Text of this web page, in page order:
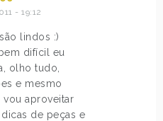
- 19:12
lindos :)
difícil eu
olho tudo,
e mesmo
vou aproveitar
de peças e